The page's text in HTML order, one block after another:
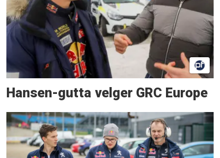
Hansen-gutta velger GRC Europe